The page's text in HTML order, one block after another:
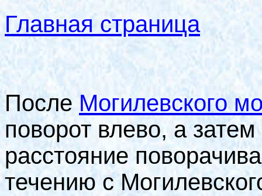
Главная страница
ПослеМогилевского
поворот влево, а
расстояние
течению с